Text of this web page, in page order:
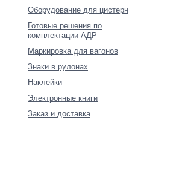
Оборудование для цистерн
Готовые решения по
комплектации АДР
Маркировка для вагонов
Знаки в рулонах
Наклейки
Электронные книги
Заказ и доставка